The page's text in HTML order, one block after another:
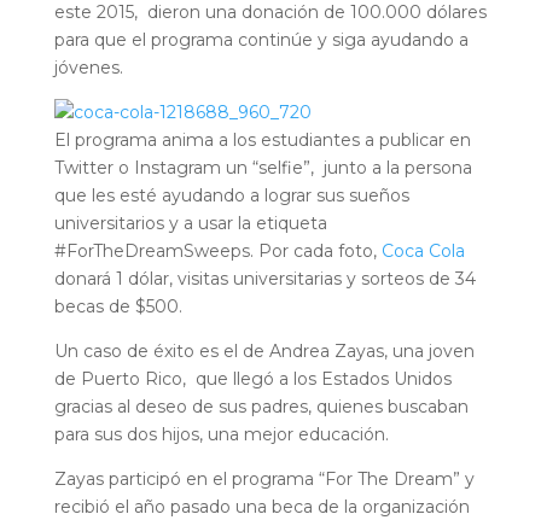
este 2015, dieron una donación de 100.000 dólares
para que el programa continúe y siga ayudando a
jóvenes.
El programa anima a los estudiantes a publicar en
Twitter o Instagram un “selfie”, junto a la persona
que les esté ayudando a lograr sus sueños
universitarios y a usar la etiqueta
#ForTheDreamSweeps. Por cada foto, Coca Cola
donará 1 dólar, visitas universitarias y sorteos de 34
becas de $500.
Un caso de éxito es el de Andrea Zayas, una joven
de Puerto Rico, que llegó a los Estados Unidos
gracias al deseo de sus padres, quienes buscaban
para sus dos hijos, una mejor educación.
Zayas participó en el programa “For The Dream” y
recibió el año pasado una beca de la organización